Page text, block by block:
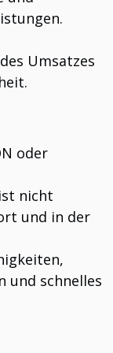
Umsatzes
oder
nicht
und in der
und schnelles